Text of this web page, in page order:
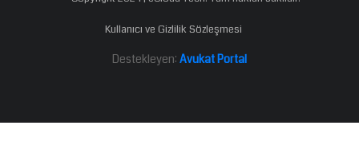
Kullanıcı ve Gizlilik Sözleşmesi
Destekleyen: Avukat Portal